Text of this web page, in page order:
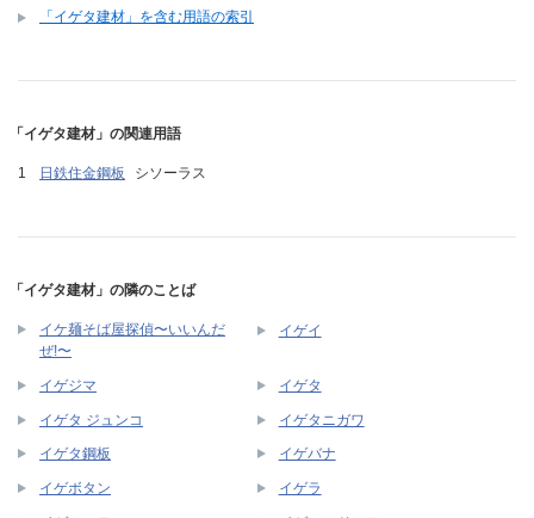
「イゲタ建材」を含む用語の索引
「イゲタ建材」の関連用語
日鉄住金鋼板 シソーラス
「イゲタ建材」の隣のことば
イケ麺そば屋探偵〜いいんだ
ぜ!〜
イゲイ
イゲジマ イゲタ
イゲタ ジュンコ イゲタニガワ
イゲタ鋼板 イゲバナ
イゲボタン イゲラ